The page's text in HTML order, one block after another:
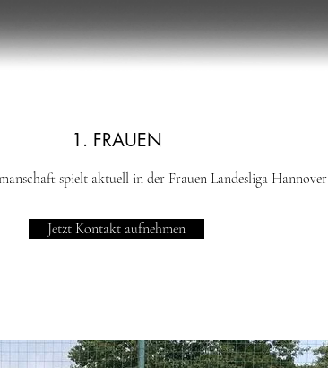
1. FRAUEN
spielt aktuell in der Frauen Landesliga Hannover
Jetzt Kontakt aufnehmen